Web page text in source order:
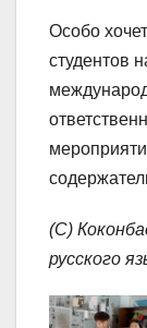
Особо
студентов
(С)
русского